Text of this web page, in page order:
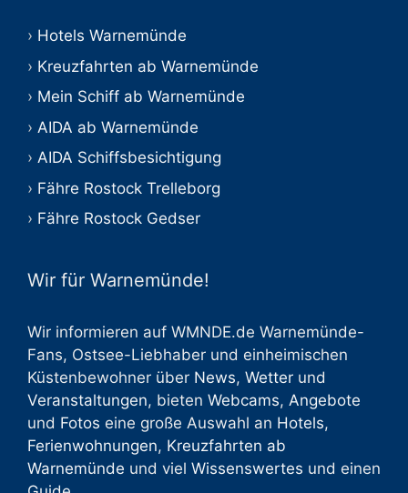
Hotels Warnemünde
Kreuzfahrten ab Warnemünde
Mein Schiff ab Warnemünde
AIDA ab Warnemünde
AIDA Schiffsbesichtigung
Fähre Rostock Trelleborg
Fähre Rostock Gedser
Wir für Warnemünde!
Wir informieren auf WMNDE.de Warnemünde-
Fans, Ostsee-Liebhaber und einheimischen
Küstenbewohner über News, Wetter und
Veranstaltungen, bieten Webcams, Angebote
und Fotos eine große Auswahl an Hotels,
Ferienwohnungen, Kreuzfahrten ab
Warnemünde und viel Wissenswertes und einen